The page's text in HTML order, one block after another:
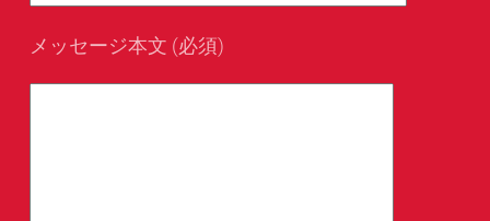
メッセージ本文 (必須)